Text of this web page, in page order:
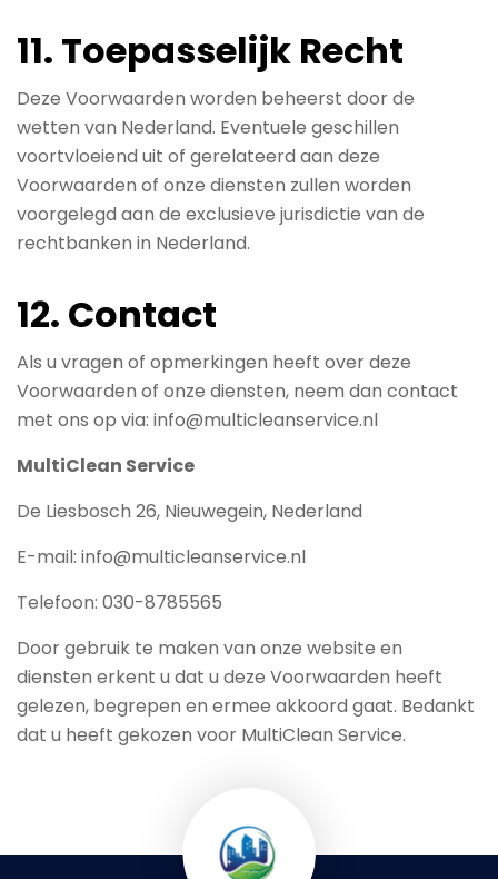
11. Toepasselijk Recht
Deze Voorwaarden worden beheerst door de
wetten van Nederland. Eventuele geschillen
voortvloeiend uit of gerelateerd aan deze
Voorwaarden of onze diensten zullen worden
voorgelegd aan de exclusieve jurisdictie van de
rechtbanken in Nederland.
12. Contact
Als u vragen of opmerkingen heeft over deze
Voorwaarden of onze diensten, neem dan contact
met ons op via: info@multicleanservice.nl
MultiClean Service
De Liesbosch 26, Nieuwegein, Nederland
E-mail: info@multicleanservice.nl
Telefoon: 030-8785565
Door gebruik te maken van onze website en
diensten erkent u dat u deze Voorwaarden heeft
gelezen, begrepen en ermee akkoord gaat. Bedankt
dat u heeft gekozen voor MultiClean Service.